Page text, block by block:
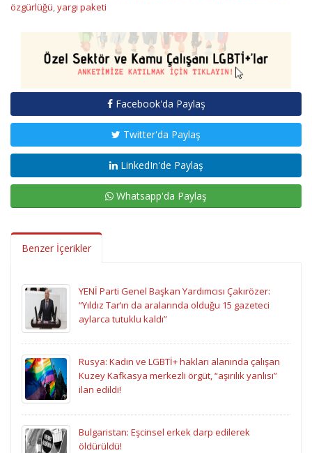
özgürlüğü,yargı paketi
Facebook'da Paylaş
Twitter'da Paylaş
LinkedIn'de Paylaş
Whatsapp'da Paylaş
Benzer İçerikler
YENİ Parti Genel Başkan Yardımcısı Çakırözer:
“Yıldız Tar’ın da aralarında olduğu 15 gazeteci
aylarca tutuklu kaldı”
Rusya: Kadın ve LGBTİ+ hakları alanında çalışan
Kuzey Kafkasya merkezli örgüt, “aşırılık yanlısı”
ilan edildi!
Bulgaristan: Eşcinsel erkek darp edilerek
öldürüldü!